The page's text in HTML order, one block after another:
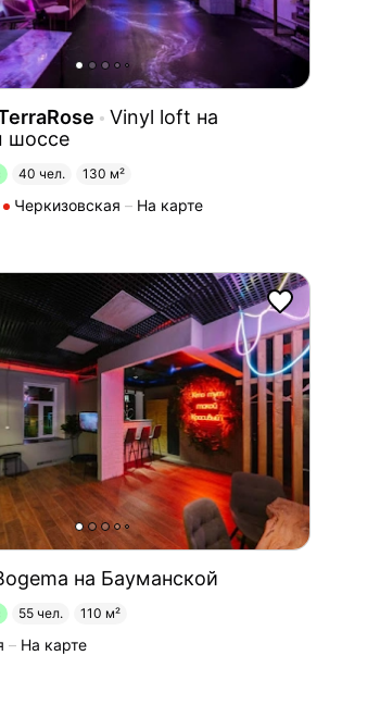
Vinyl loft на
шоссе
40 чел. 130 м²
Черкизовская На карте
на Бауманской
55 чел. 110 м²
На карте